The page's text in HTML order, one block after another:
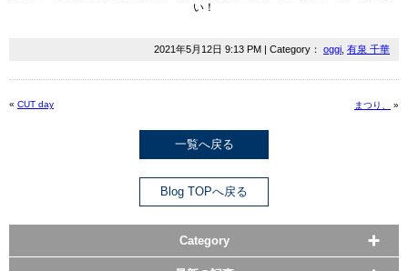
い！
2021年5月12日 9:13 PM | Category： oggi 有泉 千華
« CUT day まつり、 »
一覧へ戻る
Blog TOPへ戻る
Category